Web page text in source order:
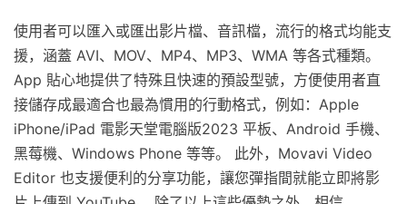
使用者可以匯入或匯出影片檔、音訊檔，流行的格式均能支
援，涵蓋 AVI、MOV、MP4、MP3、WMA 等各式種類。
App 貼心地提供了特殊且快速的預設型號，方便使用者直
接儲存成最適合也最為慣用的行動格式，例如：Apple
iPhone/iPad 電影天堂電腦版2023 平板、Android 手機、
黑莓機、Windows Phone 等等。 此外，Movavi Video
Editor 也支援便利的分享功能，讓您彈指間就能立即將影